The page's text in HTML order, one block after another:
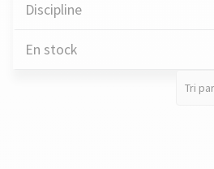
Discipline
En stock